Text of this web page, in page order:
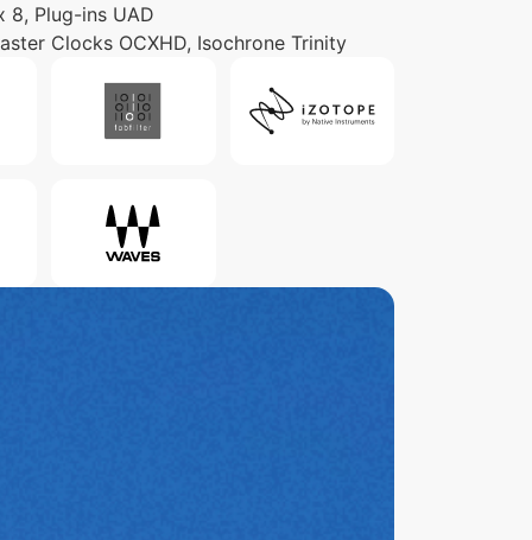
8, Plug-ins UAD
Clocks OCXHD, Isochrone Trinity